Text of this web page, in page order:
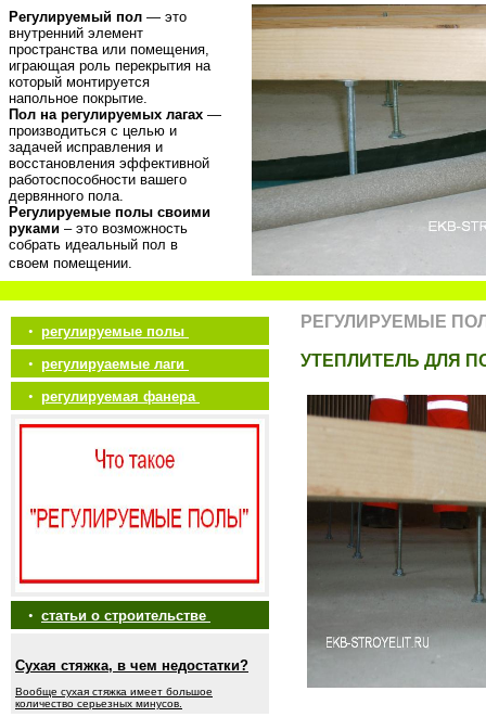
Регулируемый пол — это
внутренний элемент
пространства или помещения,
играющая роль перекрытия на
который монтируется
напольное покрытие.
Пол на регулируемых лагах —
производиться с целью и
задачей исправления и
восстановления эффективной
работоспособности вашего
дервянного пола.
Регулируемые полы своими
руками – это возможность
собрать идеальный пол в
своем помещении.
• регулируемые полы
• регулируаемые лаги
• регулируемая фанера
• статьи о строительстве
Сухая стяжка, в чем недостатки?
Вообще сухая стяжка имеет большое
количество серьезных минусов.
РЕГУЛИРУЕМЫЕ
УТЕПЛИТЕЛЬ ДЛЯ